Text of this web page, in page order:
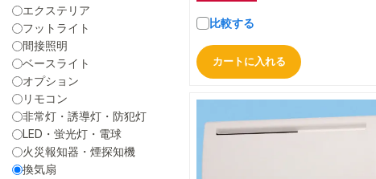
エクステリア
フットライト
間接照明
ベースライト
オプション
リモコン
非常灯・誘導灯・防犯灯
LED・蛍光灯・電球
火災報知器・煙探知機
換気扇
比較する
カートに入れる